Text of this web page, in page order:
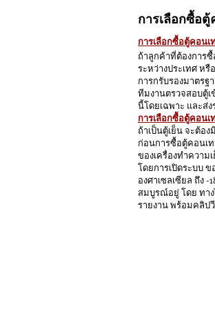
การเลือกซื้อตู้
การเลือกซื้อตู้คอนเ
ถ้าลูกค้าที่ต้องการ
ระหว่างประเทศ ห
การกรับรองมาตร
ทีมงานตรวจสอบตู้เ
นี้โดยเฉพาะ และส่
การเลือกซื้อตู้คอนเ
ถ้าเป็นตู้เย็น จะต้อ
ก่อนการซื้อตู้คอนเ
ของเครื่องทำความ
โดยการเปิดระบบ
องศาเซลเซียล ถึง
สมบูรณ์อยู่ โดย ทา
รายงาน พร้อมคลิป